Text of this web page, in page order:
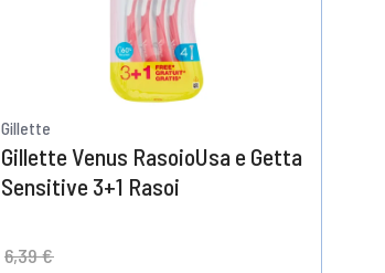
Gillette
Gillette Venus RasoioUsa e Getta
Sensitive 3+1 Rasoi
Price reduced from
6,39 €to